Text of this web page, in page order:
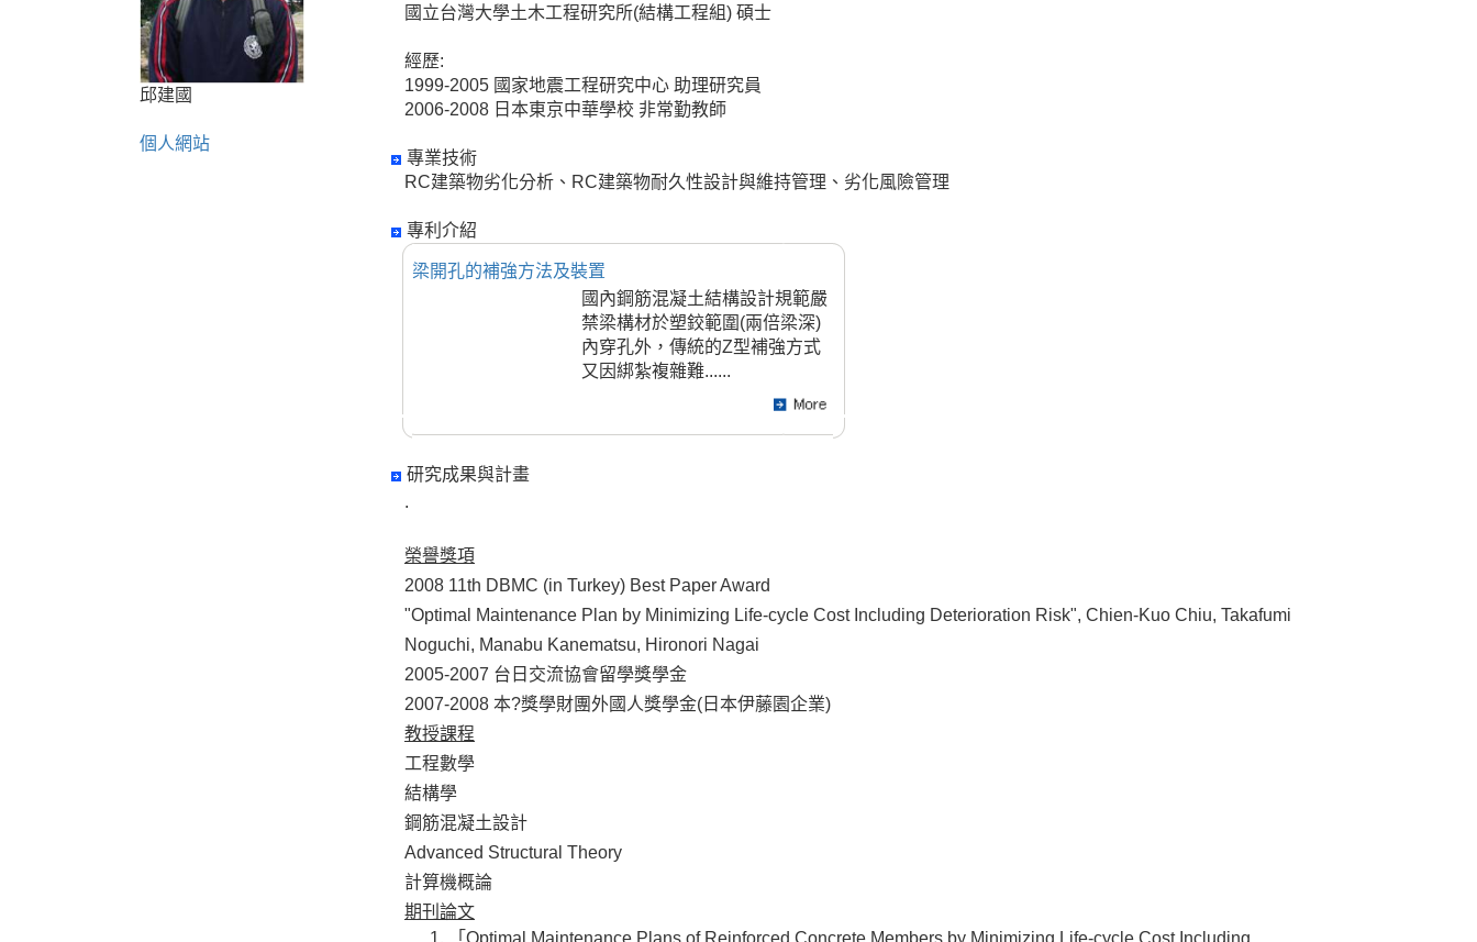
邱建國
個人網站
國立台灣大學土木工程研究所(結構工程組) 碩士
經歷:
1999-2005 國家地震工程研究中心 助理研究員
2006-2008 日本東京中華學校 非常勤教師
專業技術
RC建築物劣化分析、RC建築物耐久性設計與維持管理、劣化風險管理
專利介紹
梁開孔的補強方法及裝置
國內鋼筋混凝土結構設計規範嚴
禁梁構材於塑鉸範圍(兩倍梁深)
內穿孔外，傳統的Z型補強方式
又因綁紮複雜難......
研究成果與計畫
.
榮譽獎項
2008 11th DBMC (in Turkey) Best Paper Award
"Optimal Maintenance Plan by Minimizing Life-cycle Cost Including Deterioration Risk", Chien-Kuo Chiu, Takafumi
Noguchi, Manabu Kanematsu, Hironori Nagai
2005-2007 台日交流協會留學獎學金
2007-2008 本?獎學財團外國人獎學金(日本伊藤園企業)
教授課程
工程數學
結構學
鋼筋混凝土設計
Advanced Structural Theory
計算機概論
期刊論文